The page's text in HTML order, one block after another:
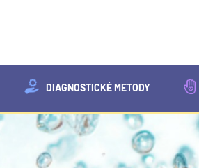
DIAGNOSTICKÉ METODY